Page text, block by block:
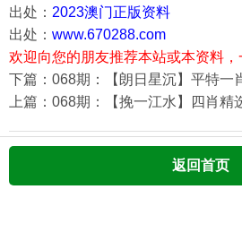
出处： 2023澳门正版资料
出处： www.670288.com
欢迎向您的朋友推荐本站或本资料，
下篇：068期：【朗日星沉】平特一
上篇：068期：【挽一江水】四肖精
返回首页